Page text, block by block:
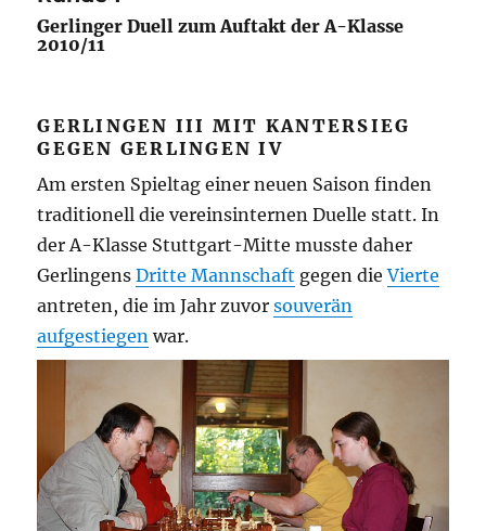
Gerlinger Duell zum Auftakt der A-Klasse
2010/11
GERLINGEN III MIT KANTERSIEG
GEGEN GERLINGEN IV
Am ersten Spieltag einer neuen Saison finden
traditionell die vereinsinternen Duelle statt. In
der A-Klasse Stuttgart-Mitte musste daher
GerlingensDritte Mannschaft gegen dieVierte
antreten, die im Jahr zuvorsouverän
aufgestiegen war.